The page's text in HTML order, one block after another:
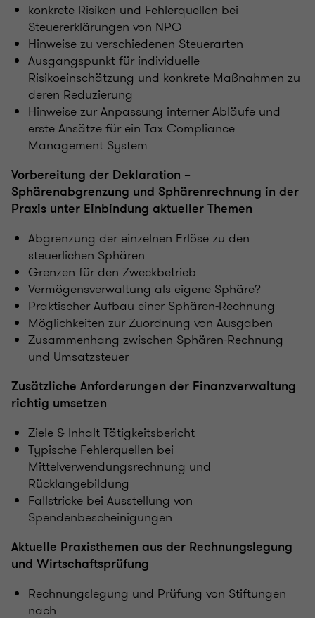
konkrete Risiken und Fehlerquellen bei
Steuererklärungen von NPO
Hinweise zu verschiedenen Steuerarten
Ausgangspunkt für individuelle
Risikoeinschätzung und konkrete Maßnahmen zu
deren Reduzierung
Hinweise zur Anpassung interner Abläufe und
erste Ansätze für ein Tax Compliance
Management System
Vorbereitung der Deklaration –
Sphärenabgrenzung und Sphärenrechnung in der
Praxis unter Einbindung aktueller Themen
Abgrenzung der einzelnen Erlöse zu den
steuerlichen Sphären
Grenzen für den Zweckbetrieb
Vermögensverwaltung als eigene Sphäre?
Praktischer Aufbau einer Sphären-Rechnung
Möglichkeiten zur Zuordnung von Ausgaben
Zusammenhang zwischen Sphären-Rechnung
und Umsatzsteuer
Zusätzliche Anforderungen der Finanzverwaltung
richtig umsetzen
Ziele & Inhalt Tätigkeitsbericht
Typische Fehlerquellen bei
Mittelverwendungsrechnung und
Rücklangebildung
Fallstricke bei Ausstellung von
Spendenbescheinigungen
Aktuelle Praxisthemen aus der Rechnungslegung
und Wirtschaftsprüfung
Rechnungslegung und Prüfung von Stiftungen
nach